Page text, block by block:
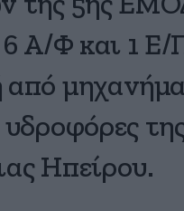
Α/Φ και 1 Ε/
από
Ηπείρου.